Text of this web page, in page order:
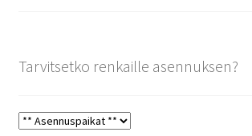
Tarvitsetko renkaille asennuksen?